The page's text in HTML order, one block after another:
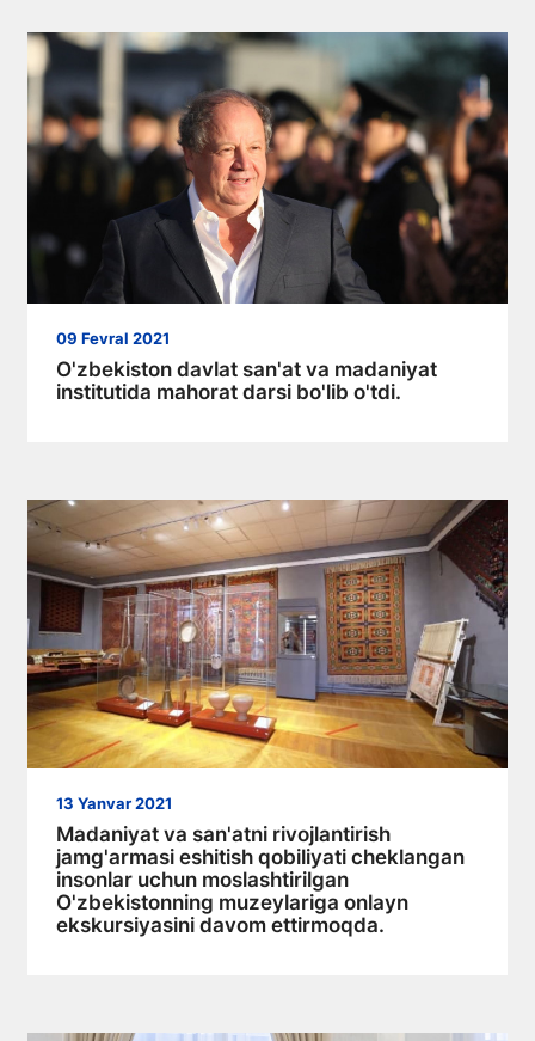
09 Fevral 2021
O'zbekiston davlat san'at va madaniyat
institutida mahorat darsi bo'lib o'tdi.
13 Yanvar 2021
Madaniyat va san'atni rivojlantirish
jamg'armasi eshitish qobiliyati cheklangan
insonlar uchun moslashtirilgan
O'zbekistonning muzeylariga onlayn
ekskursiyasini davom ettirmoqda.